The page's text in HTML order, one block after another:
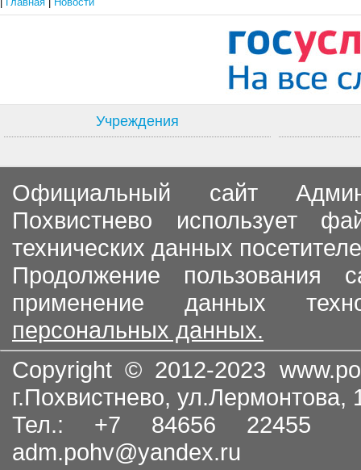
Учреждения
Официальный сайт
Похвистнево использует
технических данных
Продолжение пользования
применение данных
персональных данных.
Copyright © 2012-2023
г.Похвистнево, ул.Лермонтова,
Тел.: +7 84656
adm.pohv@yandex.ru